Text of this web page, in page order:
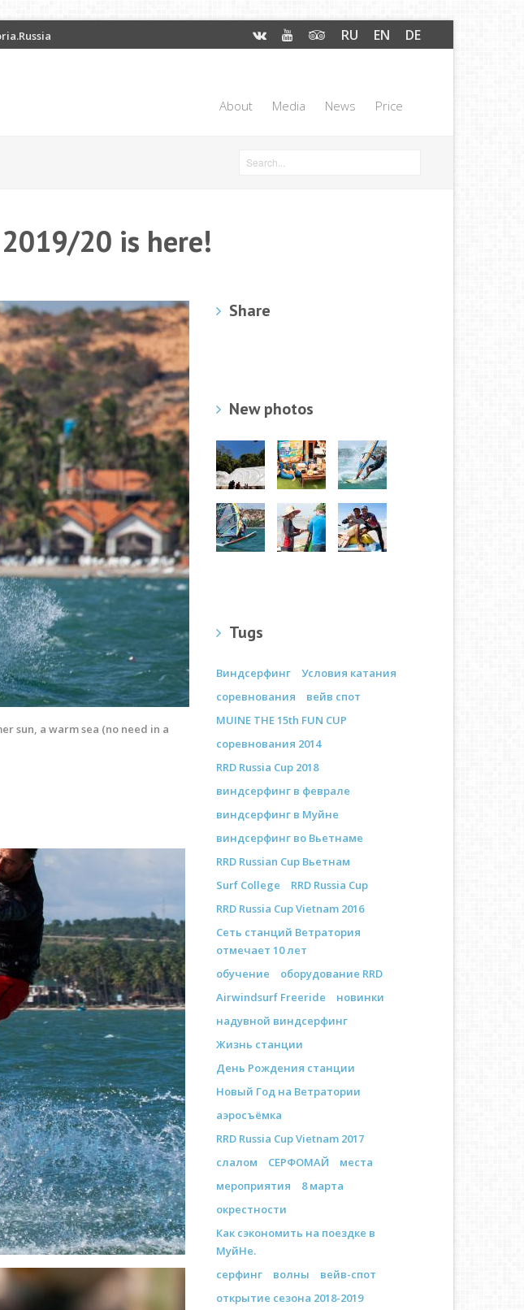
RU EN DE
About Media News Price
20 is here!
sun, a warm sea (no need in a
Share
New photos
Tugs
Виндсерфинг
Условия катания
соревнования
вейв спот
MUINE THE 15th FUN CUP
соревнования 2014
RRD Russia Cup 2018
виндсерфинг в феврале
виндсерфинг в Муйне
виндсерфинг во Вьетнаме
RRD Russian Cup Вьетнам
Surf College
RRD Russia Cup
RRD Russia Cup Vietnam 2016
Сеть станций Ветратория
отмечает 10 лет
обучение
оборудование RRD
Airwindsurf Freeride
новинки
надувной виндсерфинг
Жизнь станции
День Рождения станции
Новый Год на Ветратории
аэросъёмка
RRD Russia Cup Vietnam 2017
слалом
СЕРФОМАЙ
места
мероприятия
8 марта
окрестности
Как сэкономить на поездке в
МуйНе.
серфинг
волны
вейв-спот
открытие сезона 2018-2019